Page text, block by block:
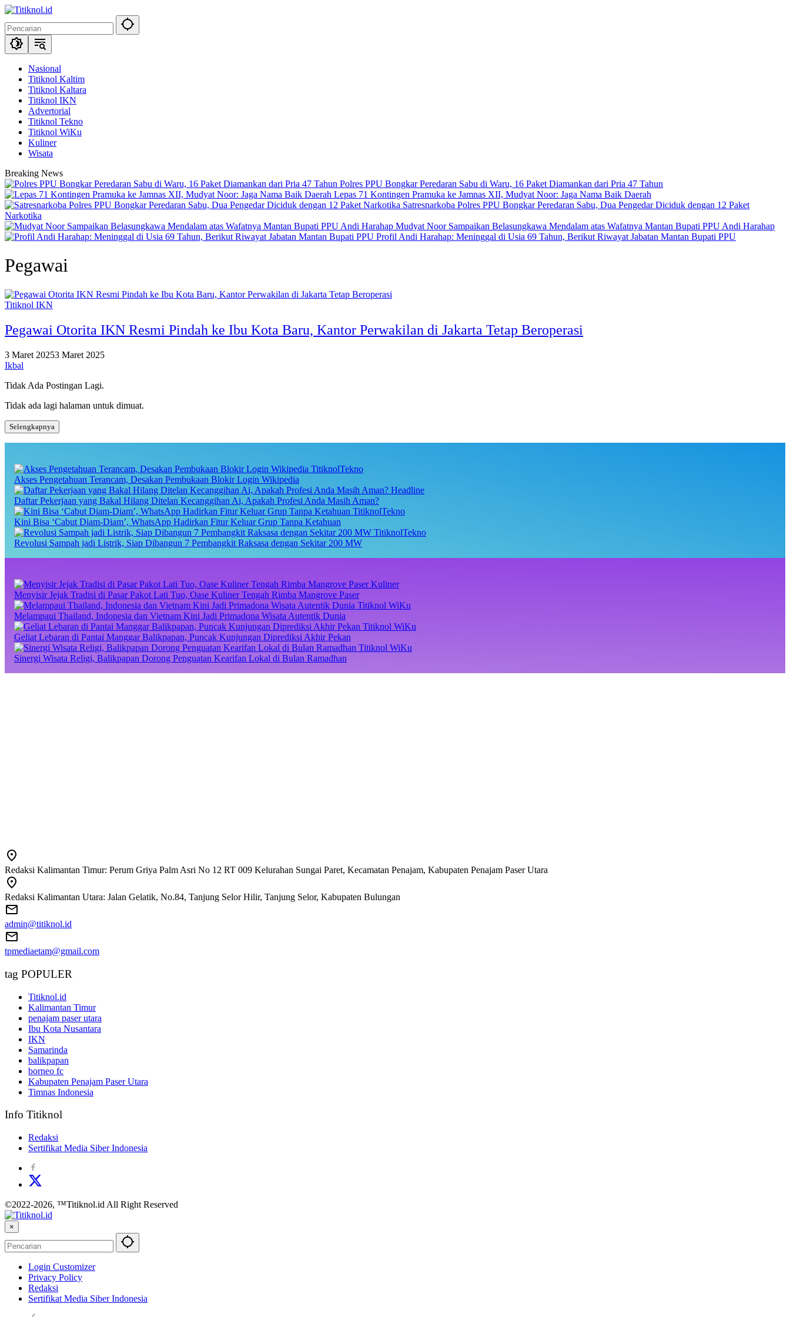
Langsung
konten
Nasional
Titiknol Kaltim
Titiknol Kaltara
Titiknol IKN
Advertorial
Titiknol Tekno
Titiknol WiKu
Kuliner
Wisata
Breaking News
Polres PPU Bongkar Peredaran Sabu di Waru, 16 Paket Diamankan dari Pria 47 Tahun
Lepas 71 Kontingen Pramuka ke Jamnas XII, Mudyat Noor: Jaga Nama Baik Daerah
Satresnarkoba Polres PPU Bongkar Peredaran Sabu, Dua Pengedar Diciduk dengan 12 Paket
Narkotika
Mudyat Noor Sampaikan Belasungkawa Mendalam atas Wafatnya Mantan Bupati PPU Andi Harahap
Profil Andi Harahap: Meninggal di Usia 69 Tahun, Berikut Riwayat Jabatan Mantan Bupati PPU
Pegawai
Titiknol IKN
Pegawai Otorita IKN Resmi Pindah ke Ibu Kota Baru, Kantor Perwakilan di Jakarta Tetap Beroperasi
3 Maret 20253 Maret 2025
Ikbal
Tidak Ada Postingan Lagi.
Tidak ada lagi halaman untuk dimuat.
Selengkapnya
TitiknolTekno
Akses Pengetahuan Terancam, Desakan Pembukaan Blokir Login Wikipedia
Headline
Daftar Pekerjaan yang Bakal Hilang Ditelan Kecanggihan Ai, Apakah Profesi Anda Masih Aman?
TitiknolTekno
Kini Bisa ‘Cabut Diam-Diam’, WhatsApp Hadirkan Fitur Keluar Grup Tanpa Ketahuan
TitiknolTekno
Revolusi Sampah jadi Listrik, Siap Dibangun 7 Pembangkit Raksasa dengan Sekitar 200 MW
Kuliner
Menyisir Jejak Tradisi di Pasar Pakot Lati Tuo, Oase Kuliner Tengah Rimba Mangrove Paser
Titiknol WiKu
Melampaui Thailand, Indonesia dan Vietnam Kini Jadi Primadona Wisata Autentik Dunia
Titiknol WiKu
Geliat Lebaran di Pantai Manggar Balikpapan, Puncak Kunjungan Diprediksi Akhir Pekan
Titiknol WiKu
Sinergi Wisata Religi, Balikpapan Dorong Penguatan Kearifan Lokal di Bulan Ramadhan
Redaksi Kalimantan Timur: Perum Griya Palm Asri No 12 RT 009 Kelurahan Sungai Paret, Kecamatan Penajam, Kabupaten Penajam Paser Utara
Redaksi Kalimantan Utara: Jalan Gelatik, No.84, Tanjung Selor Hilir, Tanjung Selor, Kabupaten Bulungan
admin@titiknol.id
tpmediaetam@gmail.com
tag POPULER
Titiknol.id
Kalimantan Timur
penajam paser utara
Ibu Kota Nusantara
IKN
Samarinda
balikpapan
borneo fc
Kabupaten Penajam Paser Utara
Timnas Indonesia
Info Titiknol
Redaksi
Sertifikat Media Siber Indonesia
©2022-2026, ™Titiknol.id All Right Reserved
×
Login Customizer
Privacy Policy
Redaksi
Sertifikat Media Siber Indonesia